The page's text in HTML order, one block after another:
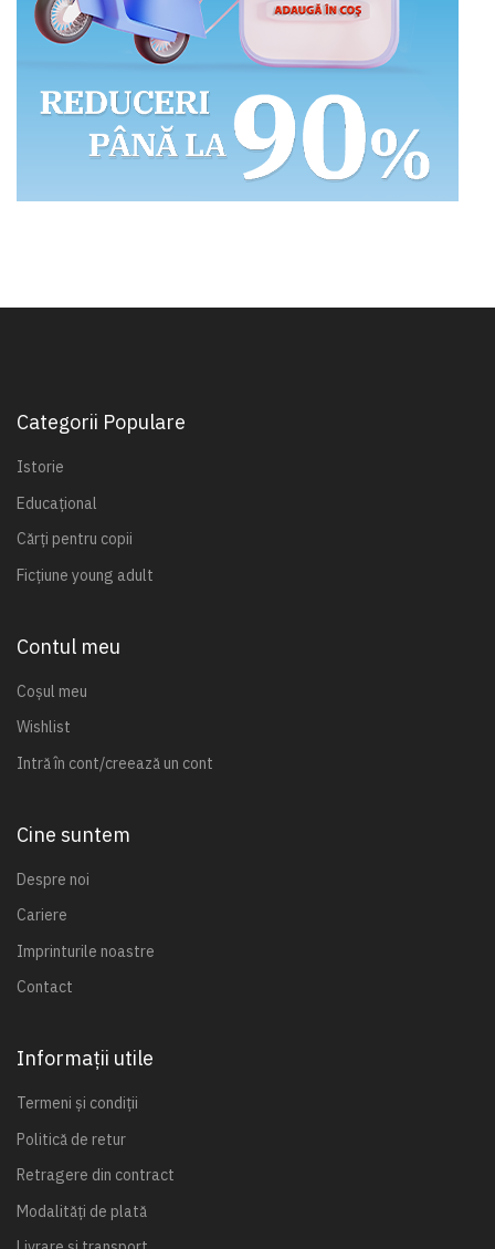
Categorii Populare
Istorie
Educațional
Cărți pentru copii
Ficțiune young adult
Contul meu
Coșul meu
Wishlist
Intră în cont/creează un cont
Cine suntem
Despre noi
Cariere
Imprinturile noastre
Contact
Informații utile
Termeni și condiții
Politică de retur
Retragere din contract
Modalități de plată